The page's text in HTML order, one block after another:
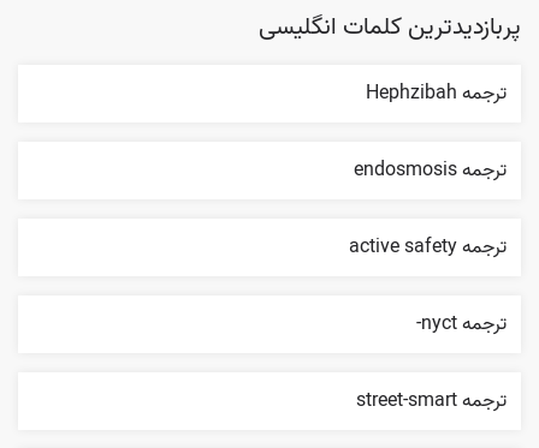
پربازدیدترین کلمات انگلیسی
ترجمه Hephzibah
ترجمه endosmosis
ترجمه active safety
ترجمه nyct-
ترجمه street-smart